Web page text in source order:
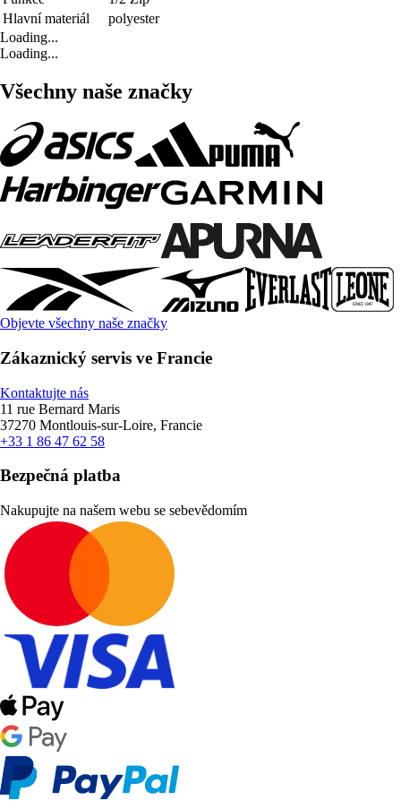
Hlavní materiál
polyester
Loading...
Loading...
Všechny naše značky
Objevte všechny naše značky
Zákaznický servis ve Francie
Kontaktujte nás
11 rue Bernard Maris
37270 Montlouis-sur-Loire, Francie
+33 1 86 47 62 58
Bezpečná platba
Nakupujte na našem webu se sebevědomím